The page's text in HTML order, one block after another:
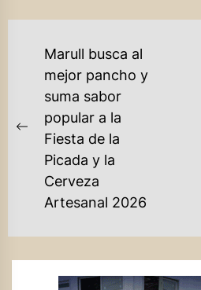
NAVEGACIÓN
ENTRADAS
Previous
post:
Marull busca al
mejor pancho y
suma sabor
popular a la
Fiesta de la
Picada y la
Cerveza
Artesanal 2026